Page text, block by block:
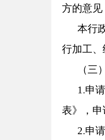
方的意
本行
行加工
（三
1.申
表》，
2.申